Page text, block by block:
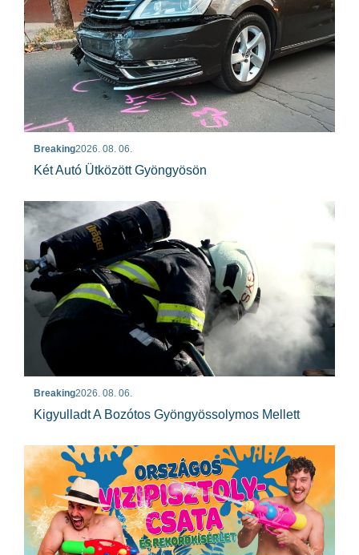
Breaking2026. 08. 06.
Két Autó Ütközött Gyöngyösön
Breaking2026. 08. 06.
Kigyulladt A Bozótos Gyöngyössolymos Mellett